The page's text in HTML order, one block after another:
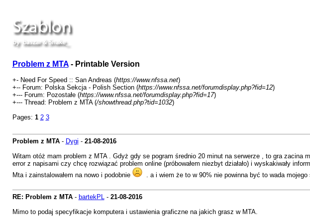
Problem z MTA- Printable Version
+- Need For Speed :: San Andreas (https://www.nfssa.net)
+-- Forum: Polska Sekcja - Polish Section (https://www.nfssa.net/forumdisplay.php?fid=12)
+--- Forum: Pozostałe (https://www.nfssa.net/forumdisplay.php?fid=17)
+--- Thread: Problem z MTA (/showthread.php?tid=1032)
Pages: 1 2 3
Problem z MTA- Dygi - 21-08-2016
Witam otóż mam problem z MTA . Gdyż gdy se pogram średnio 20 minut na serwerze , to gra
error z napisami czy chcę rozwiązać problem online (próbowałem niezbyt działało) i wyskakiwały
Mta i zainstalowałem na nowo i podobnie
. a i wiem że to w 90% nie powinna być to wada mojego
RE: Problem z MTA- bartekPL- 21-08-2016
Mimo to podaj specyfikacje komputera i ustawienia graficzne na jakich grasz w MTA.